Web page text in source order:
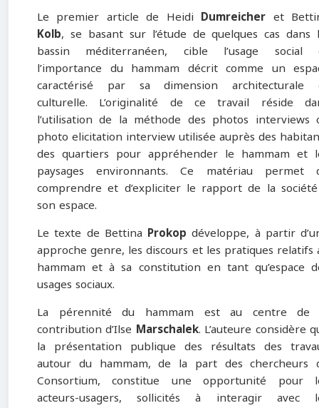
Le premier article de Heidi Dumreicher et
Kolb, se basant sur l’étude de quelques cas dans
bassin méditerranéen, cible l’usage social
l’importance du hammam décrit comme un
caractérisé par sa dimension architecturale
culturelle. L’originalité de ce travail réside
l’utilisation de la méthode des photos interviews
photo elicitation interview utilisée auprès des
des quartiers pour appréhender le hammam et
paysages environnants. Ce matériau permet
comprendre et d’expliciter le rapport de la
son espace.
Le texte de Bettina Prokop développe, à partir
approche genre, les discours et les pratiques relatifs
hammam et à sa constitution en tant qu’espace
usages sociaux.
La pérennité du hammam est au centre de
contribution d’Ilse Marschalek. L’auteure considère
la présentation publique des résultats des
autour du hammam, de la part des chercheurs
Consortium, constitue une opportunité pour
acteurs-usagers, sollicités à interagir avec